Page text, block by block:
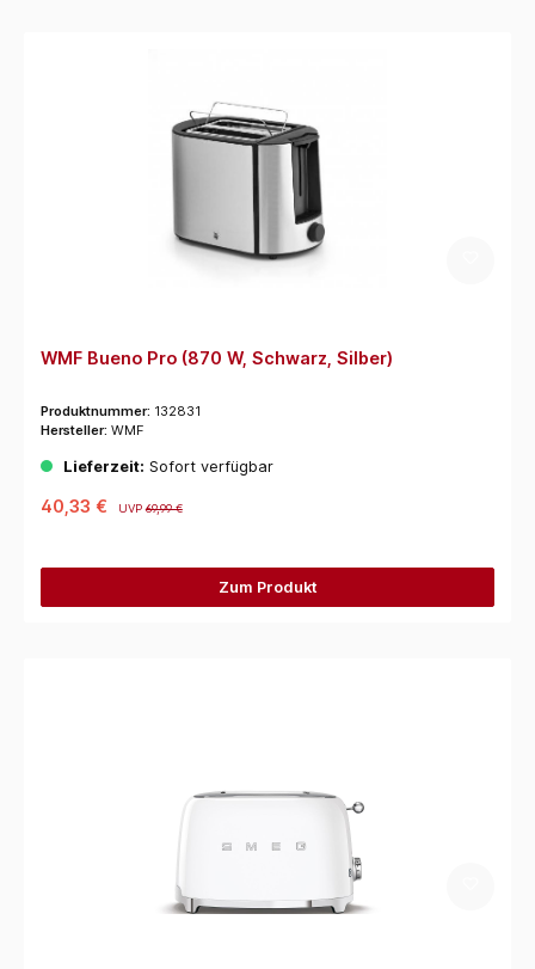
WMF Bueno Pro (870 W, Schwarz, Silber)
Produktnummer: 132831
Hersteller: WMF
Lieferzeit: Sofort verfügbar
40,33 € UVP69,99 €
Zum Produkt